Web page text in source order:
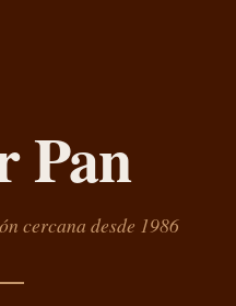
Pan
cercana desde 1986